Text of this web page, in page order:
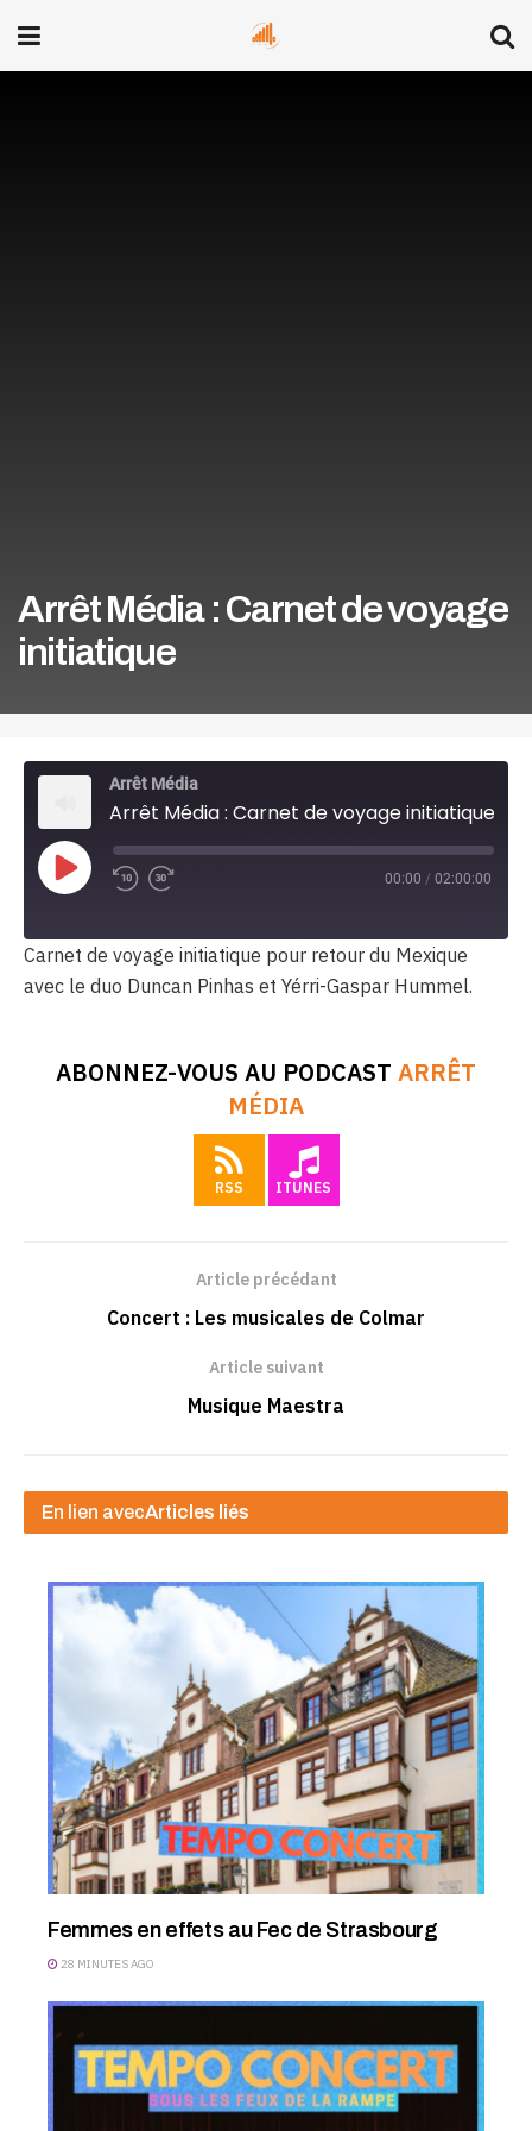
Arrêt Média : Carnet de voyage
initiatique
Arrêt Média
Arrêt Média : Carnet de voyage initiatique
Play
Episode
00:00 / 02:00:00
Carnet de voyage initiatique pour retour du Mexique
avec le duo Duncan Pinhas et Yérri-Gaspar Hummel.
ABONNEZ-VOUS AU PODCAST ARRÊT
MÉDIA
RSS ITUNES
Article précédant
Concert : Les musicales de Colmar
Article suivant
Musique Maestra
En lien avecArticles liés
Femmes en effets au Fec de Strasbourg
28 MINUTES AGO